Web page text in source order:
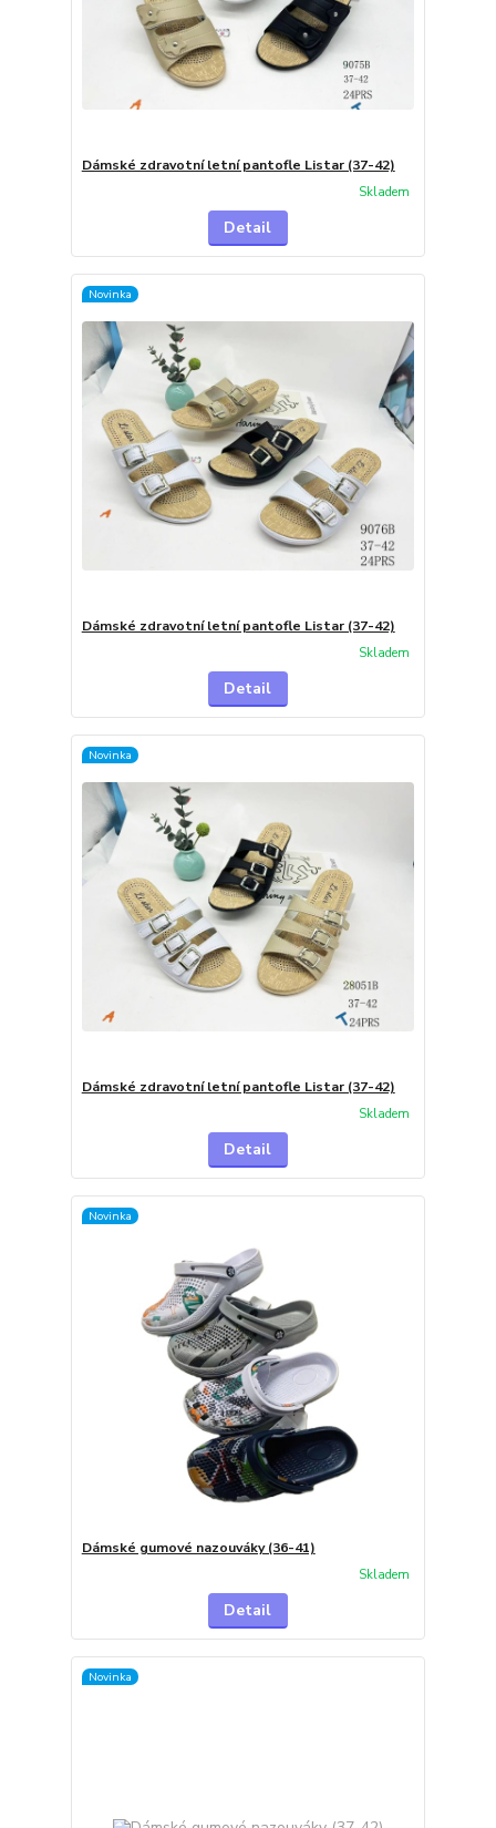
Dámské zdravotní letní pantofle Listar (37-42)
Skladem
Detail
Novinka
Dámské zdravotní letní pantofle Listar (37-42)
Skladem
Detail
Novinka
Dámské zdravotní letní pantofle Listar (37-42)
Skladem
Detail
Novinka
Dámské gumové nazouváky (36-41)
Skladem
Detail
Novinka